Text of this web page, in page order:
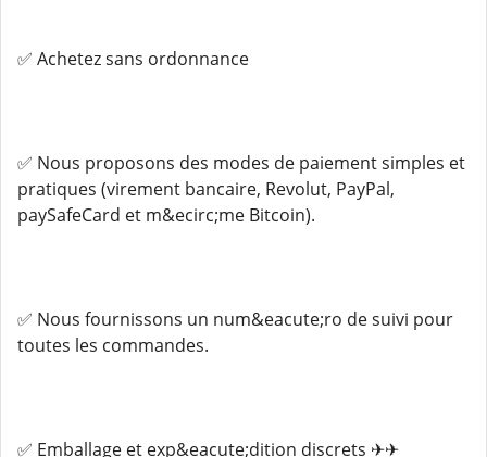
✅ Achetez sans ordonnance
✅ Nous proposons des modes de paiement simples et
pratiques (virement bancaire, Revolut, PayPal,
paySafeCard et m&ecirc;me Bitcoin).
✅ Nous fournissons un num&eacute;ro de suivi pour
toutes les commandes.
✅ Emballage et exp&eacute;dition discrets ✈✈